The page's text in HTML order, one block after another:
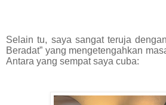
Selain tu, saya sangat teruja
Beradat” yang mengetengahkan
Antara yang sempat saya cuba: